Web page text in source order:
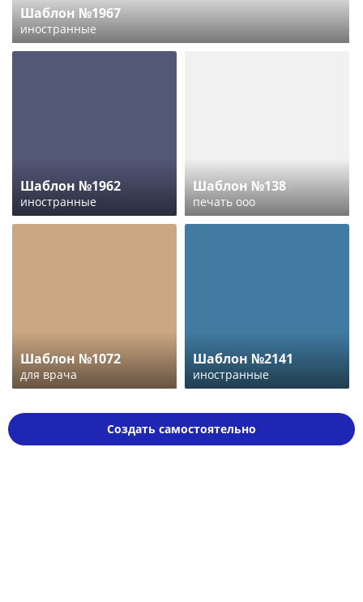
Шаблон №1967
иностранные
Шаблон №1962
иностранные
Шаблон №138
печать ооо
Шаблон №1072
для врача
Шаблон №2141
иностранные
Создать самостоятельно